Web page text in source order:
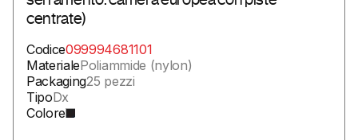
centrate)
Codice099994681101
MaterialePoliammide (nylon)
Packaging25 pezzi
TipoDx
Colore